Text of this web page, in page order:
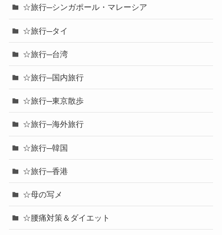
☆旅行─シンガポール・マレーシア
☆旅行─タイ
☆旅行─台湾
☆旅行─国内旅行
☆旅行─東京散歩
☆旅行─海外旅行
☆旅行─韓国
☆旅行─香港
☆母の写メ
☆腰痛対策＆ダイエット